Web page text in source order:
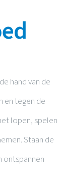
hand van de
en tegen de
lopen, spelen
Staan de
ontspannen